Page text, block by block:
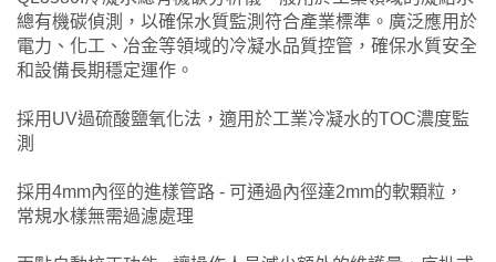
總有機碳偵測，以確保水質監測符合產業標準。廣泛應用於
電力、化工、冶金等領域的冷凝水品質控管，確保水質安全
和設備長期穩定運作。
採用UV過硫酸鹽氧化法，適用於工業冷凝水的TOC濃度監
測
採用4mm內徑的進樣管路 - 可通過內徑達2mm的軟顆粒，
常規水樣無需過濾處理